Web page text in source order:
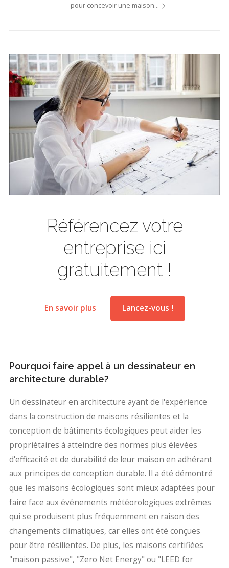
pour concevoir une maison…
Référencez votre
entreprise ici
gratuitement !
En savoir plus Lancez-vous !
Pourquoi faire appel à un dessinateur en
architecture durable?
Un dessinateur en architecture ayant de l'expérience
dans la construction de maisons résilientes et la
conception de bâtiments écologiques peut aider les
propriétaires à atteindre des normes plus élevées
d'efficacité et de durabilité de leur maison en adhérant
aux principes de conception durable. Il a été démontré
que les maisons écologiques sont mieux adaptées pour
faire face aux événements météorologiques extrêmes
qui se produisent plus fréquemment en raison des
changements climatiques, car elles ont été conçues
pour être résilientes. De plus, les maisons certifiées
"maison passive", "Zero Net Energy" ou "LEED for